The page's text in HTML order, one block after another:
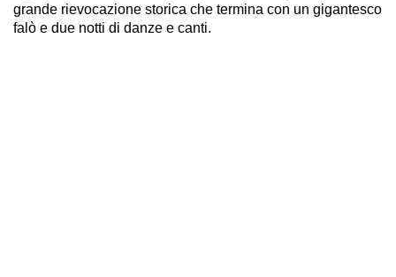
grande rievocazione storica che termina con un gigantesco
falò e due notti di danze e canti.